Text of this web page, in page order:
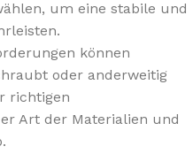
um eine stabile und
können
oder anderweitig
richtigen
Art der Materialien und